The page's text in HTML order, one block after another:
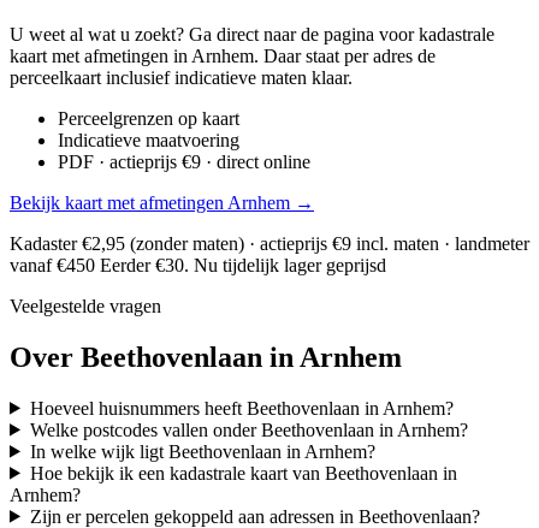
U weet al wat u zoekt? Ga direct naar de pagina voor kadastrale
kaart met afmetingen in Arnhem. Daar staat per adres de
perceelkaart inclusief indicatieve maten klaar.
Perceelgrenzen op kaart
Indicatieve maatvoering
PDF · actieprijs €9 · direct online
Bekijk kaart met afmetingen Arnhem →
Kadaster €2,95 (zonder maten) · actieprijs €9 incl. maten · landmeter
vanaf €450 Eerder €30. Nu tijdelijk lager geprijsd
Veelgestelde vragen
Over Beethovenlaan in Arnhem
Hoeveel huisnummers heeft Beethovenlaan in Arnhem?
Welke postcodes vallen onder Beethovenlaan in Arnhem?
In welke wijk ligt Beethovenlaan in Arnhem?
Hoe bekijk ik een kadastrale kaart van Beethovenlaan in
Arnhem?
Zijn er percelen gekoppeld aan adressen in Beethovenlaan?